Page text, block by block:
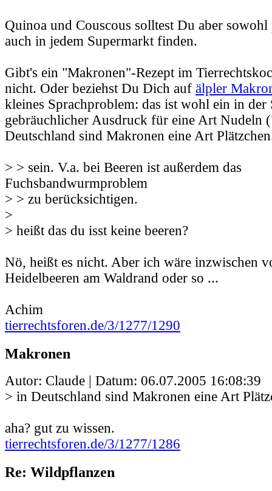
Quinoa und Couscous solltest Du aber sowohl
auch in jedem Supermarkt finden.
Gibt's ein "Makronen"-Rezept im
nicht. Oder beziehst Du Dich auf älpler
kleines Sprachproblem: das ist wohl ein in der
gebräuchlicher Ausdruck für eine Art Nudeln
Deutschland sind Makronen eine Art
> > sein. V.a. bei Beeren ist außerdem das
Fuchsbandwurmproblem
> > zu berücksichtigen.
>
> heißt das du isst keine beeren?
Nö, heißt es nicht. Aber ich wäre inzwischen
Heidelbeeren am Waldrand oder so ...
Achim
tierrechtsforen.de/3/1277/1290
Makronen
Autor: Claude | Datum: 06.07.2005 16:08:39
> in Deutschland sind Makronen eine Art
aha? gut zu wissen.
tierrechtsforen.de/3/1277/1286
Re: Wildpflanzen